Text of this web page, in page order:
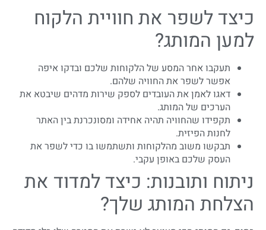
כיצד לשפר את חוויית הלקוח
למען המותג?
תעקבו אחר המסע של הלקוחות שלכם ובדקו איפה
אפשר לשפר את החוויה שלהם.
דאגו לאמן את העובדים לספק שירות מדהים שיבטא את
הערכים של המותג.
תקפידו שהחוויה תהיה אחידה ומסונכרנת בין האתר
לחנות הפיזית.
תבקשו משוב מהלקוחות ותשתמשו בו כדי לשפר את
העסק שלכם באופן עקבי.
ניתוח ותובנות: כיצד למדוד את
הצלחת המותג שלך?